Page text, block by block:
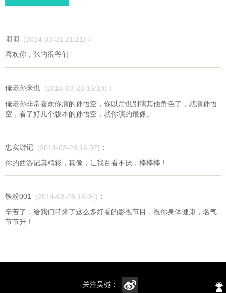
闹闹 (2014-03-31 21:21) ：
喜欢你，张的很爷们
俺老孙来也 (2014-03-28 16:10) ：
俺老孙非常喜欢你演的孙悟空，你以后也别演其他角色了，就演孙悟
空，看了好几个版本的孙悟空，就你演的最像。
忠实游记 (2014-03-28 16:07) ：
你的西游记真精彩，真像，让我百看不厌，棒棒棒！
铁粉001 (2014-03-28 16:04) ：
辛苦了，给我们带来了这么多好看的影视节目，祝你身体健康，名气
节节升！
关注吴樾：